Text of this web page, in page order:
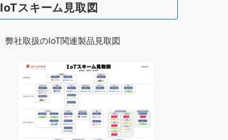
IoTスキーム見取図
弊社取扱のIoT関連製品見取図